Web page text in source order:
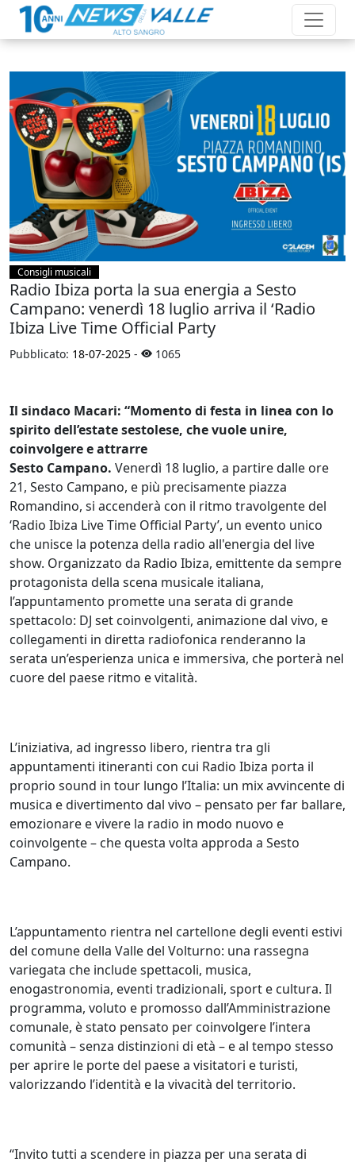
Consigli musicali
Radio Ibiza porta la sua energia a Sesto
Campano: venerdì 18 luglio arriva il ‘Radio
Ibiza Live Time Official Party
Pubblicato: 18-07-2025 - 1065
Il sindaco Macari: “Momento di festa in linea con lo
spirito dell’estate sestolese, che vuole unire,
coinvolgere e attrarre
Sesto Campano. Venerdì 18 luglio, a partire dalle ore
21, Sesto Campano, e più precisamente piazza
Romandino, si accenderà con il ritmo travolgente del
‘Radio Ibiza Live Time Official Party’, un evento unico
che unisce la potenza della radio all'energia del live
show. Organizzato da Radio Ibiza, emittente da sempre
protagonista della scena musicale italiana,
l’appuntamento promette una serata di grande
spettacolo: DJ set coinvolgenti, animazione dal vivo, e
collegamenti in diretta radiofonica renderanno la
serata un’esperienza unica e immersiva, che porterà nel
cuore del paese ritmo e vitalità.
L’iniziativa, ad ingresso libero, rientra tra gli
appuntamenti itineranti con cui Radio Ibiza porta il
proprio sound in tour lungo l’Italia: un mix avvincente di
musica e divertimento dal vivo – pensato per far ballare,
emozionare e vivere la radio in modo nuovo e
coinvolgente – che questa volta approda a Sesto
Campano.
L’appuntamento rientra nel cartellone degli eventi estivi
del comune della Valle del Volturno: una rassegna
variegata che include spettacoli, musica,
enogastronomia, eventi tradizionali, sport e cultura. Il
programma, voluto e promosso dall’Amministrazione
comunale, è stato pensato per coinvolgere l’intera
comunità – senza distinzioni di età – e al tempo stesso
per aprire le porte del paese a visitatori e turisti,
valorizzando l’identità e la vivacità del territorio.
“Invito tutti a scendere in piazza per una serata di